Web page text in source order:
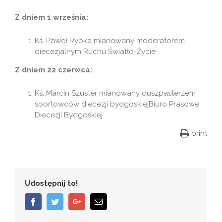
Z dniem 1 września:
Ks. Paweł Rybka mianowany moderatorem
diecezjalnym Ruchu Światło-Życie
Z dniem 22 czerwca:
Ks. Marcin Szuster mianowany duszpasterzem
sportowców diecezji bydgoskiejBiuro Prasowe
Diecezji Bydgoskiej
print
Udostępnij to!
FacebookTwitterGoogle+Email